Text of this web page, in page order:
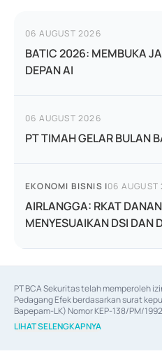
06 AUGUST 2026
BATIC 2026: MEMBUKA
DEPAN AI
06 AUGUST 2026
PT TIMAH GELAR BULAN
EKONOMI BISNIS |06
AIRLANGGA: RKAT
MENYESUAIKAN DSI DAN
PT BCA Sekuritas telah memperoleh
Pedagang Efek berdasarkan surat
Bapepam-LK) Nomor KEP-138/PM/
06/D.04/2014 tanggal 28 Februari
Efek berdasarkan surat keputusan
LIHAT SELENGKAPNYA